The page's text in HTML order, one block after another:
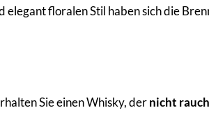
floralen Stil haben sich die
Sie einen Whisky, dernicht